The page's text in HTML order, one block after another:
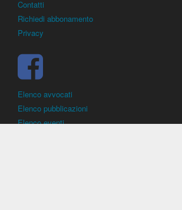
Contatti
Richiedi abbonamento
Privacy
Elenco avvocati
Elenco pubblicazioni
Elenco eventi